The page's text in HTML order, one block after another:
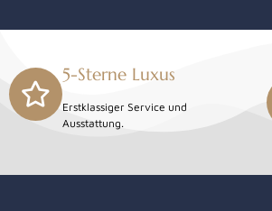
5-Sterne Luxus
Erstklassiger Service und
Ausstattung.